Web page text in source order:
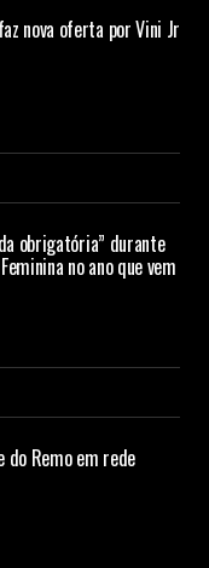
nova oferta por Vini Jr
obrigatória” durante
no ano que vem
do Remo em rede